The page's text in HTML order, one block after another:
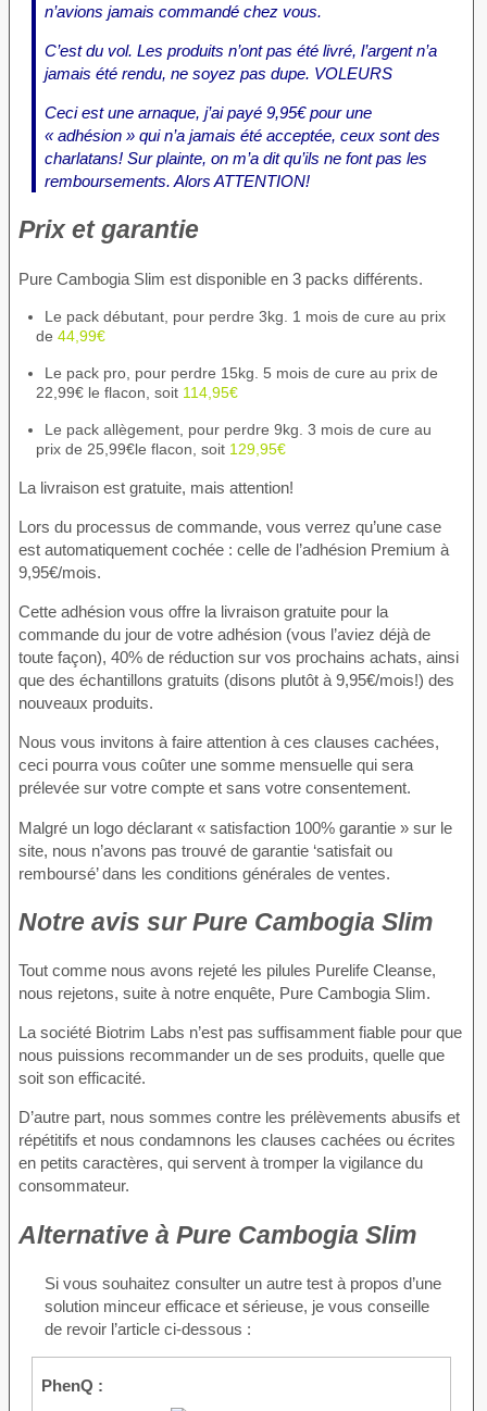
n’avions jamais commandé chez vous.
C’est du vol. Les produits n’ont pas été livré, l’argent n’a
jamais été rendu, ne soyez pas dupe. VOLEURS
Ceci est une arnaque, j’ai payé 9,95€ pour une
« adhésion » qui n’a jamais été acceptée, ceux sont des
charlatans! Sur plainte, on m’a dit qu’ils ne font pas les
remboursements. Alors ATTENTION!
Prix et garantie
Pure Cambogia Slim est disponible en 3 packs différents.
Le pack débutant, pour perdre 3kg. 1 mois de cure au prix
de 44,99€
Le pack pro, pour perdre 15kg. 5 mois de cure au prix de
22,99€ le flacon, soit 114,95€
Le pack allègement, pour perdre 9kg. 3 mois de cure au
prix de 25,99€le flacon, soit 129,95€
La livraison est gratuite, mais attention!
Lors du processus de commande, vous verrez qu’une case
est automatiquement cochée : celle de l’adhésion Premium à
9,95€/mois.
Cette adhésion vous offre la livraison gratuite pour la
commande du jour de votre adhésion (vous l’aviez déjà de
toute façon), 40% de réduction sur vos prochains achats, ainsi
que des échantillons gratuits (disons plutôt à 9,95€/mois!) des
nouveaux produits.
Nous vous invitons à faire attention à ces clauses cachées,
ceci pourra vous coûter une somme mensuelle qui sera
prélevée sur votre compte et sans votre consentement.
Malgré un logo déclarant « satisfaction 100% garantie » sur le
site, nous n’avons pas trouvé de garantie ‘satisfait ou
remboursé’ dans les conditions générales de ventes.
Notre avis sur Pure Cambogia Slim
Tout comme nous avons rejeté les pilules Purelife Cleanse,
nous rejetons, suite à notre enquête, Pure Cambogia Slim.
La société Biotrim Labs n’est pas suffisamment fiable pour que
nous puissions recommander un de ses produits, quelle que
soit son efficacité.
D’autre part, nous sommes contre les prélèvements abusifs et
répétitifs et nous condamnons les clauses cachées ou écrites
en petits caractères, qui servent à tromper la vigilance du
consommateur.
Alternative à Pure Cambogia Slim
Si vous souhaitez consulter un autre test à propos d’une
solution minceur efficace et sérieuse, je vous conseille
de revoir l’article ci-dessous :
PhenQ :